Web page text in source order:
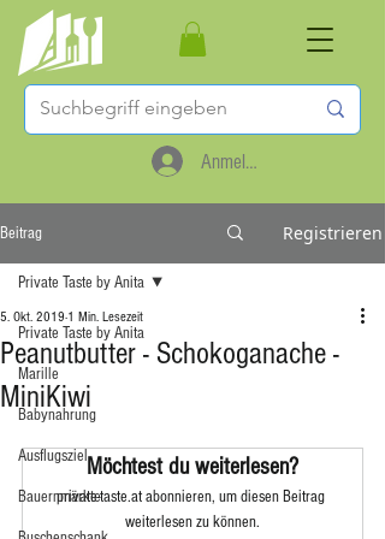
Anmelden
Beitrag Registrieren
Private Taste by Anita
Marille
Babynahrung
Ausflugsziel
Bauernmärkte
Private Taste by Anita
Peanutbutter - Schokoganache -
MiniKiwi
5. Okt. 2019 1 Min. Lesezeit
Möchtest du weiterlesen?
private-taste.at abonnieren, um diesen Beitrag
weiterlesen zu können.